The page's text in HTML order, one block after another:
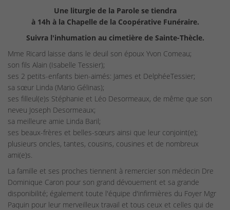
Une liturgie de la Parole se tiendra
à 14h à la Chapelle de la Coopérative Funéraire.
Suivra l'inhumation au cimetière de Sainte-Thècle.
Mme Ricard laisse dans le deuil son époux Yvon Comeau;
son fils Alain (Isabelle Tessier);
ses 2 petits-enfants bien-aimés: James et DelphéeTessier;
sa sœur Linda (Mario Gélinas);
ses filleul(e)s Stéphanie et Léo Desormeaux, de même que son
neveu Joseph Desormeaux;
sa meilleure amie Linda Baril;
ses beaux-frères et belles-sœurs ainsi que leur conjoint(e);
plusieurs oncles, tantes, cousins, cousines et de nombreux
ami(e)s.
La famille et ses proches tiennent à remercier son médecin Dre
Dominique Caron pour son grand dévouement et sa grande
disponibilité; également toute l'équipe d'infirmières du Foyer Mgr
Paquin pour leur merveilleux travail et tous ceux et celles qui de